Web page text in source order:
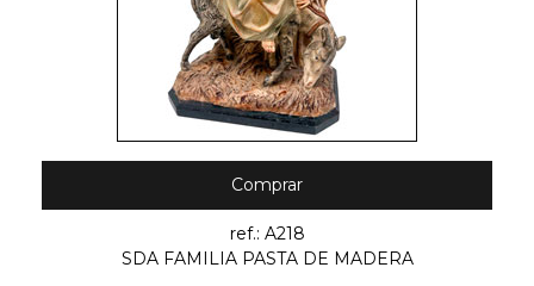
Comprar
ref.: A218
SDA FAMILIA PASTA DE MADERA